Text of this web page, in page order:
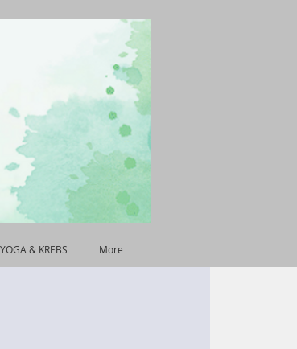
YOGA & KREBS More